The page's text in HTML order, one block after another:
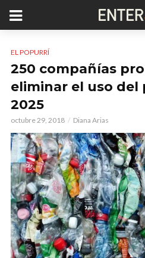
EL POPURRÍ
250 compañías
eliminar el uso del
2025
octubre 29, 2018 Diana Arias